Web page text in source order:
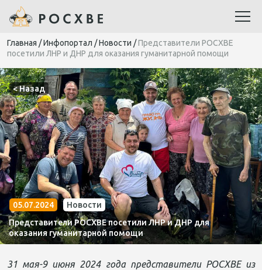
Главная /Инфопортал /Новости /Представители РОСХВЕ
посетили ЛНР и ДНР для оказания гуманитарной помощи
< Назад
05.07.2024
Новости
Представители РОСХВЕ посетили ЛНР и ДНР для
оказания гуманитарной помощи
31 мая-9 июня 2024 года представители РОСХВЕ из